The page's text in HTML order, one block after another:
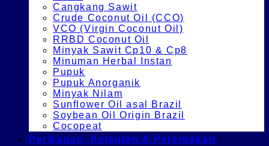
Cangkang Sawit
Crude Coconut Oil (CCO)
VCO (Virgin Coconut Oil)
RRBD Coconut Oil
Minyak Sawit Cp10 & Cp8
Minuman Herbal Instan
Pupuk
Pupuk Anorganik
Minyak Nilam
Sunflower Oil asal Brazil
Soybean Oil Origin Brazil
Cocopeat
Perikanan, Kelautan & Peternakan